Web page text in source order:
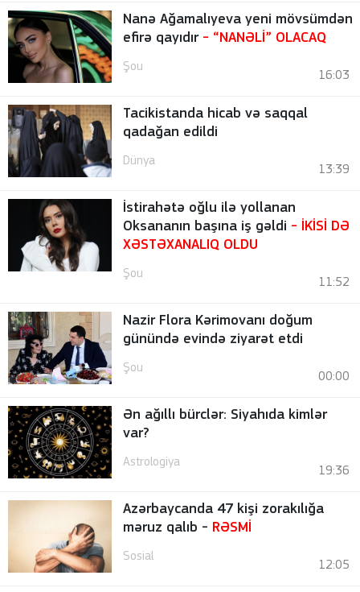
Nanə Ağamalıyeva yeni mövsümdən
efirə qayıdır - “NANƏLİ” OLACAQ
Şou
16:03
Tacikistanda hicab və saqqal
qadağan edildi
Dünya
13:39
İstirahətə oğlu ilə yollanan
Oksananın başına iş gəldi - İKİSİ DƏ
XƏSTƏXANALIQ OLDU
Şou
11:52
Nazir Flora Kərimovanı doğum
günündə evində ziyarət etdi
Şou
00:00
Ən ağıllı bürclər: Siyahıda kimlər
var?
Astrologiya
19:36
Azərbaycanda 47 kişi zorakılığa
məruz qalıb - RƏSMİ
Sosial
12:05